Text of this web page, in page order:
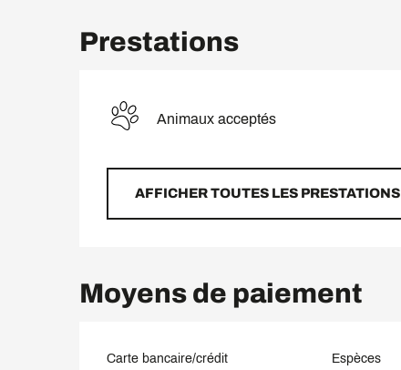
Prestations
Animaux acceptés
AFFICHER TOUTES LES PRESTATIONS
Moyens de paiement
Carte bancaire/crédit Espèces